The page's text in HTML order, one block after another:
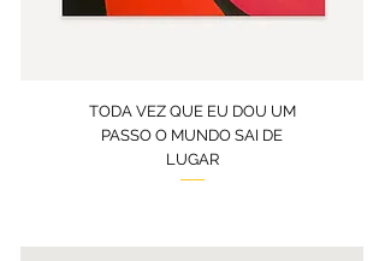
TODA VEZ QUE EU DOU UM
PASSO O MUNDO SAI DE
LUGAR